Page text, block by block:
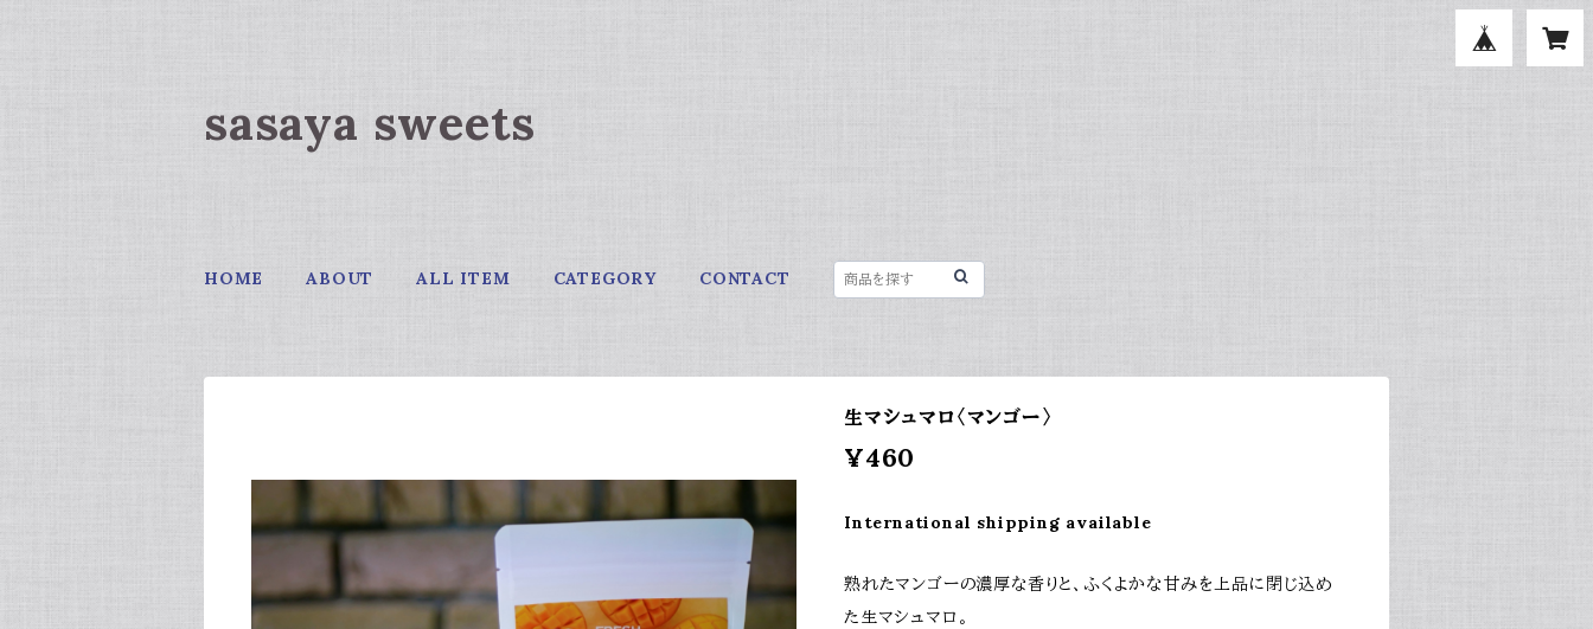
sasaya sweets
HOME ABOUT ALL ITEM CATEGORY CONTACT
生マシュマロ〈マンゴー〉
¥460
International shipping available
熟れたマンゴーの濃厚な香りと、ふくよかな甘みを上品に閉じ込め
た生マシュマロ。